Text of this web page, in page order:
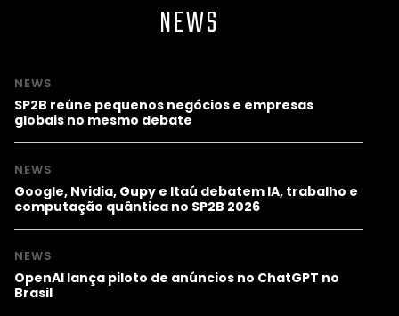
NEWS
NEWS
SP2B reúne pequenos negócios e empresas
globais no mesmo debate
NEWS
Google, Nvidia, Gupy e Itaú debatem IA, trabalho e
computação quântica no SP2B 2026
NEWS
OpenAI lança piloto de anúncios no ChatGPT no
Brasil